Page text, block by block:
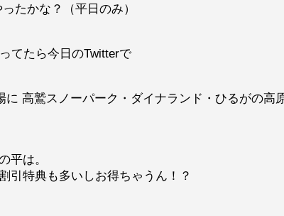
たかな？（平日のみ）
てたら今日のTwitterで
に 高鷲スノーパーク・ダイナランド・ひるがの
平は。
引特典も多いしお得ちゃうん！？